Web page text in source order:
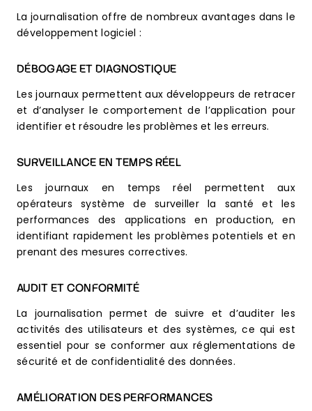
La journalisation offre de nombreux avantages dans le
développement logiciel :
DÉBOGAGE ET DIAGNOSTIQUE
Les journaux permettent aux développeurs de retracer
et d’analyser le comportement de l’application pour
identifier et résoudre les problèmes et les erreurs.
SURVEILLANCE EN TEMPS RÉEL
Les journaux en temps réel permettent aux
opérateurs système de surveiller la santé et les
performances des applications en production, en
identifiant rapidement les problèmes potentiels et en
prenant des mesures correctives.
AUDIT ET CONFORMITÉ
La journalisation permet de suivre et d’auditer les
activités des utilisateurs et des systèmes, ce qui est
essentiel pour se conformer aux réglementations de
sécurité et de confidentialité des données.
AMÉLIORATION DES PERFORMANCES